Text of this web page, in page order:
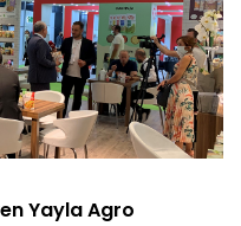
Yayla Agro